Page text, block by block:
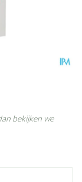
bekijken we